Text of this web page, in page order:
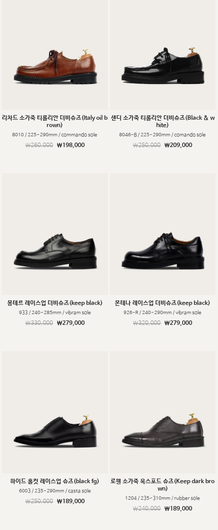
리차드 소가죽 티롤리안 더비슈즈(Italy oil b
rown)
8010 / 225~290mm / commando sole
￦260,000 ￦198,000
샌디 소가죽 티롤리안 더비슈즈(Black & w
hite)
8046-B / 225~290mm / comando sole
￦250,000 ￦209,000
몽테르 레이스업 더비슈즈(keep black)
933 / 240~285mm / vibram sole
￦330,000 ￦279,000
몬테나 레이스업 더비슈즈(keep black)
926-R / 240~290mm / vibram sole
￦320,000 ￦279,000
하이드 홀컷 레이스업 슈즈(black fg)
6003 / 235~290mm / casta sole
￦250,000 ￦189,000
로웬 소가죽 옥스포드 슈즈(Keep dark bro
wn)
1204 / 235~310mm / rubber sole
￦240,000 ￦189,000